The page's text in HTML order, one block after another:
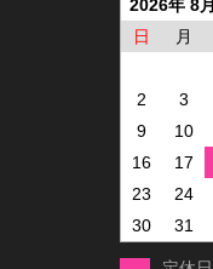
2026年 8月
日
月
2
3
9
10
16
17
23
24
30
31